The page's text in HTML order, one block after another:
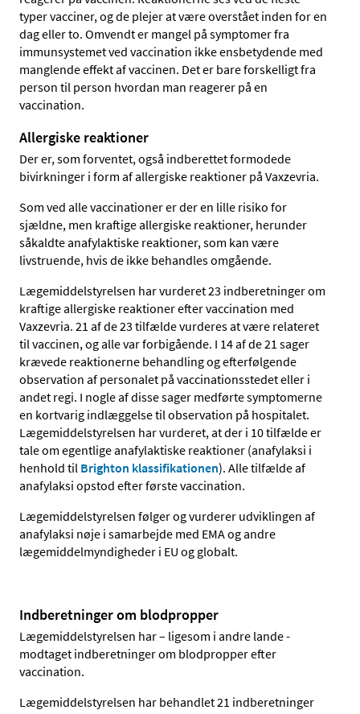
typer vacciner, og de plejer at være overstået inden for en
dag eller to. Omvendt er mangel på symptomer fra
immunsystemet ved vaccination ikke ensbetydende med
manglende effekt af vaccinen. Det er bare forskelligt fra
person til person hvordan man reagerer på en
vaccination.
Allergiske reaktioner
Der er, som forventet, også indberettet formodede
bivirkninger i form af allergiske reaktioner på Vaxzevria.
Som ved alle vaccinationer er der en lille risiko for
sjældne, men kraftige allergiske reaktioner, herunder
såkaldte anafylaktiske reaktioner, som kan være
livstruende, hvis de ikke behandles omgående.
Lægemiddelstyrelsen har vurderet 23 indberetninger om
kraftige allergiske reaktioner efter vaccination med
Vaxzevria. 21 af de 23 tilfælde vurderes at være relateret
til vaccinen, og alle var forbigående. I 14 af de 21 sager
krævede reaktionerne behandling og efterfølgende
observation af personalet på vaccinationsstedet eller i
andet regi. I nogle af disse sager medførte symptomerne
en kortvarig indlæggelse til observation på hospitalet.
Lægemiddelstyrelsen har vurderet, at der i 10 tilfælde er
tale om egentlige anafylaktiske reaktioner (anafylaksi i
henhold til Brighton klassifikationen). Alle tilfælde af
anafylaksi opstod efter første vaccination.
Lægemiddelstyrelsen følger og vurderer udviklingen af
anafylaksi nøje i samarbejde med EMA og andre
lægemiddelmyndigheder i EU og globalt.
Indberetninger om blodpropper
Lægemiddelstyrelsen har – ligesom i andre lande -
modtaget indberetninger om blodpropper efter
vaccination.
Lægemiddelstyrelsen har behandlet 21 indberetninger